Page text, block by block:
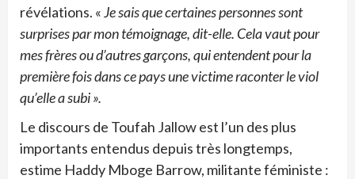
révélations. «Je sais que certaines personnes sont
surprises par mon témoignage, dit-elle. Cela vaut pour
mes frères ou d’autres garçons, qui entendent pour la
première fois dans ce pays une victime raconter le viol
qu’elle a subi ».
Le discours de Toufah Jallow est l’un des plus
importants entendus depuis très longtemps,
estime Haddy Mboge Barrow, militante féministe :